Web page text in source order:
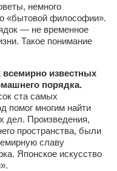
Анплеев А.Б.
отделение КП Сумская
больница №4
немного
«бытовой философии».
— не временное
Такое понимание
известных
порядка.
ста самых
помог многим найти
дел. Произведения,
пространства, были
славу
Японское искусство